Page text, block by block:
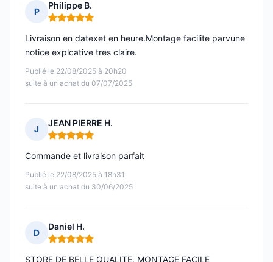
P
Philippe B.
Note : 5 sur 5
Publié le 22/08/2025 à 20h20
suite à un achat du 07/07/2025
Livraison en datexet en heure.Montage facilite parvune
notice explcative tres claire.
J
JEAN PIERRE H.
Note : 5 sur 5
Publié le 22/08/2025 à 18h31
suite à un achat du 30/06/2025
Commande et livraison parfait
D
Daniel H.
Note : 5 sur 5
STORE DE BELLE QUALITE, MONTAGE FACILE